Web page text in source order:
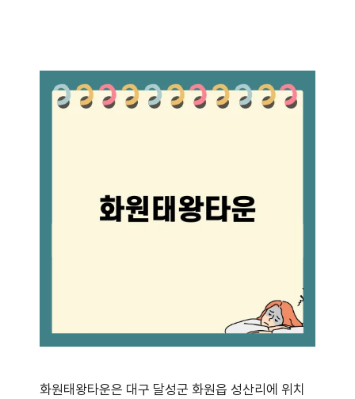
화원태왕타운은 대구 달성군 화원읍 성산리에 위치